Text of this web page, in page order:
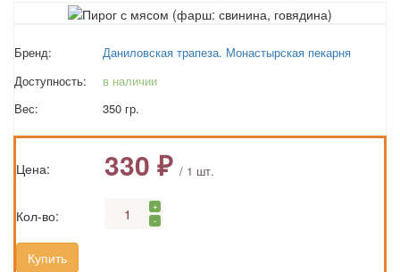
Бренд:
Даниловская трапеза. Монастырская пекарня
Доступность:
в наличии
Вес:
350 гр.
Цена: 330 ₽ / 1 шт.
Кол-во:
+
-
Купить